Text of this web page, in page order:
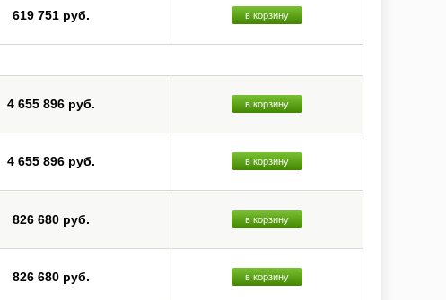
619 751 руб. в корзину
4 655 896 руб. в корзину
4 655 896 руб. в корзину
826 680 руб. в корзину
826 680 руб. в корзину